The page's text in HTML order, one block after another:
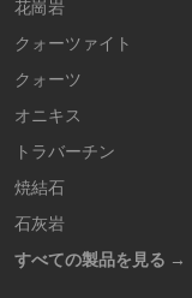
花崗岩
クォーツァイト
クォーツ
オニキス
トラバーチン
焼結石
石灰岩
すべての製品を見る →